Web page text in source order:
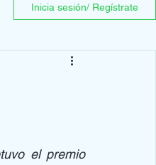
Inicia sesión/ Regístrate
el premio